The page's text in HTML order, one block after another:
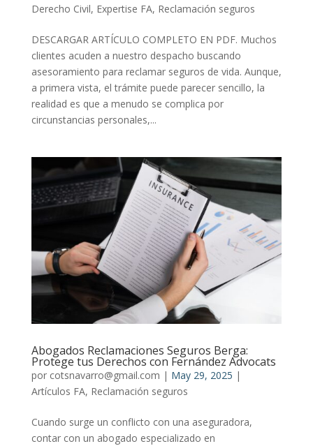
Derecho Civil, Expertise FA, Reclamación seguros
DESCARGAR ARTÍCULO COMPLETO EN PDF. Muchos
clientes acuden a nuestro despacho buscando
asesoramiento para reclamar seguros de vida. Aunque,
a primera vista, el trámite puede parecer sencillo, la
realidad es que a menudo se complica por
circunstancias personales,...
Abogados Reclamaciones Seguros Berga:
Protege tus Derechos con Fernández Advocats
por cotsnavarro@gmail.com | May 29, 2025 |
Artículos FA, Reclamación seguros
Cuando surge un conflicto con una aseguradora,
contar con un abogado especializado en